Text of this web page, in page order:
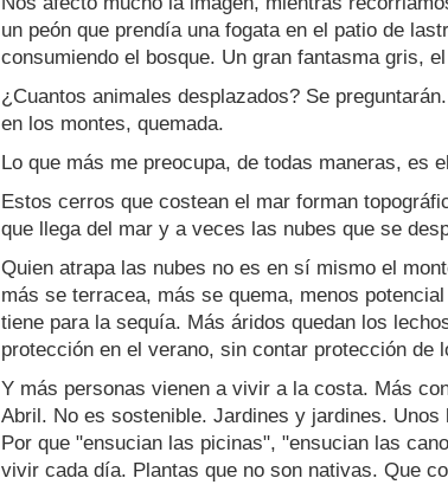
un peón que prendía una fogata en el patio de
consumiendo el bosque. Un gran fantasma gris,
¿Cuantos animales desplazados? Se
en los montes, quemada.
Lo que más me preocupa, de todas maneras, es
Estos cerros que costean el mar forman
que llega del mar y a veces las nubes que se
Quien atrapa las nubes no es en sí mismo el
más se terracea, más se quema, menos
tiene para la sequía. Más áridos quedan los
protección en el verano, sin contar protección de
Y más personas vienen a vivir a la costa. Más
Abril. No es sostenible. Jardines y jardines.
Por que "ensucian las picinas", "ensucian las
vivir cada día. Plantas que no son nativas. Que